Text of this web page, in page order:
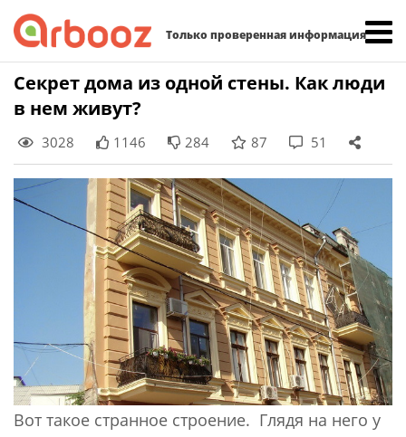
Только проверенная информация
Skip
Секрет дома из одной стены. Как люди
в нем живут?
3028 1146 284 87 51
Вот такое странное строение. Глядя на него у
Найти: